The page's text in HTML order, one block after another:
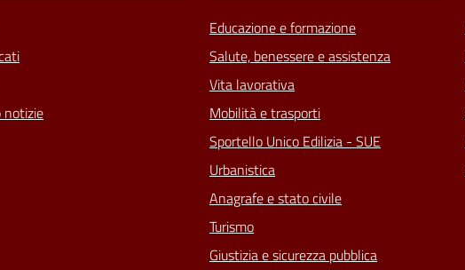
notizie
Educazione e formazione
Salute, benessere e assistenza
Vita lavorativa
Mobilità e trasporti
Sportello Unico Edilizia - SUE
Urbanistica
Anagrafe e stato civile
Turismo
Giustizia e sicurezza pubblica